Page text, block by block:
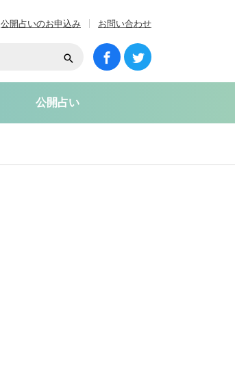
公開占いのお申込み お問い合わせ
公開占い